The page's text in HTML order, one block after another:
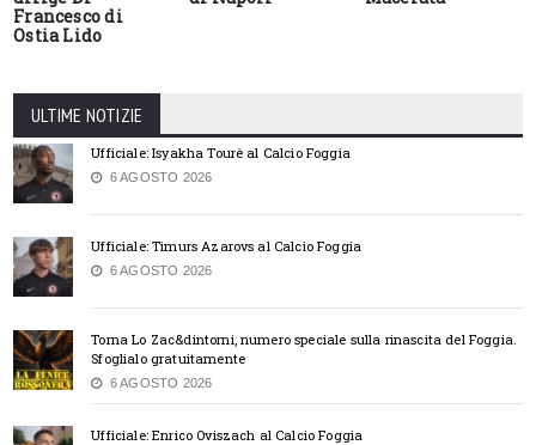
Francesco di
Ostia Lido
ULTIME NOTIZIE
Ufficiale: Isyakha Tourè al Calcio Foggia
6 AGOSTO 2026
Ufficiale: Timurs Azarovs al Calcio Foggia
6 AGOSTO 2026
Torna Lo Zac&dintorni, numero speciale sulla rinascita del Foggia.
Sfoglialo gratuitamente
6 AGOSTO 2026
Ufficiale: Enrico Oviszach al Calcio Foggia